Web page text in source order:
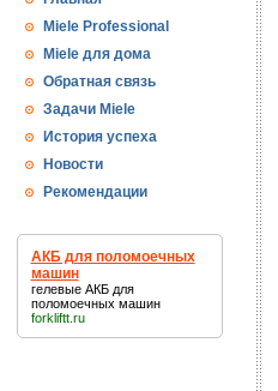
Miele Professional
Miele для дома
Обратная связь
Задачи Miele
История успеха
Новости
Рекомендации
АКБ для поломоечных
машин
гелевые АКБ для
поломоечных машин
forkliftt.ru